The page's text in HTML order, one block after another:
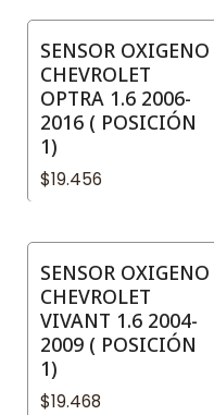
SENSOR OXIGENO
CHEVROLET
OPTRA 1.6 2006-
2016 ( POSICIÓN
1)
$19.456
SENSOR OXIGENO
CHEVROLET
VIVANT 1.6 2004-
2009 ( POSICIÓN
1)
$19.468